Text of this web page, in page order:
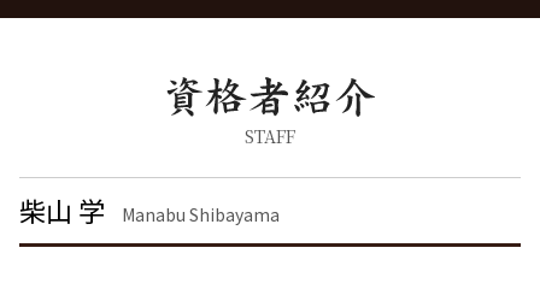
養育費 決め方
離婚 慰謝料なし
離婚調停 期間
脅迫罪 懲役
刑事事件 流れ
暴行罪 慰謝料
器物破損 慰謝料
企業法務 港区 弁護士
不動産トラブル 千葉県 弁護士
刑事事件 東京都 弁護士
労働問題 埼玉県 弁護士
債権回収 茨城県 弁護士
刑事事件 渋谷区 弁護士
STAFF
柴山 学 Manabu Shibayama